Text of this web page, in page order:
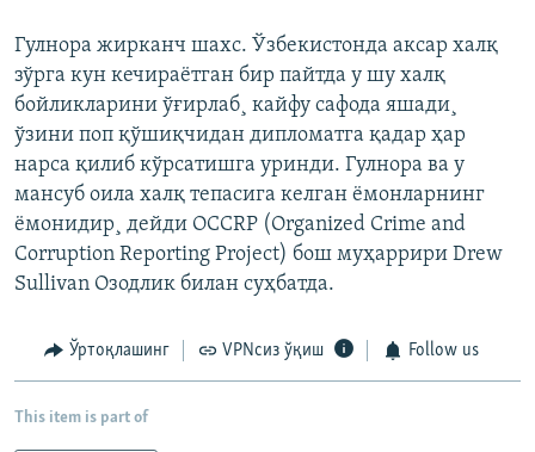
Гулнора жирканч шахс. Ўзбекистонда аксар халқ
зўрга кун кечираëтган бир пайтда у шу халқ
бойликларини ўғирлаб¸ кайфу сафода яшади¸
ўзини поп қўшиқчидан дипломатга қадар ҳар
нарса қилиб кўрсатишга уринди. Гулнора ва у
мансуб оила халқ тепасига келган ëмонларнинг
ëмонидир¸ дейди OCCRP (Organized Crime and
Corruption Reporting Project) бош муҳаррири Drew
Sullivan Озодлик билан суҳбатда.
Ўртоқлашинг VPNсиз ўқиш Follow us
This item is part of